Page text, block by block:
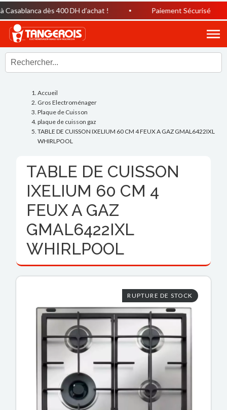
dès 400 DH d’achat ! Paiement Sécurisé
Accueil
Gros Electroménager
Plaque de Cuisson
plaque de cuisson gaz
TABLE DE CUISSON IXELIUM 60 CM 4 FEUX A GAZ GMAL6422IXL
WHIRLPOOL
TABLE DE CUISSON
IXELIUM 60 CM 4
FEUX A GAZ
GMAL6422IXL
WHIRLPOOL
RUPTURE DE STOCK